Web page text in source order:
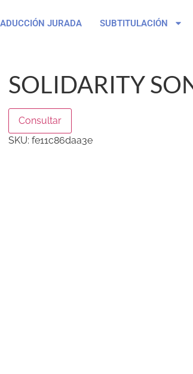
JURADA SUBTITULACIÓN
SOLIDARITY
Consultar
SKU: fe11c86daa3e